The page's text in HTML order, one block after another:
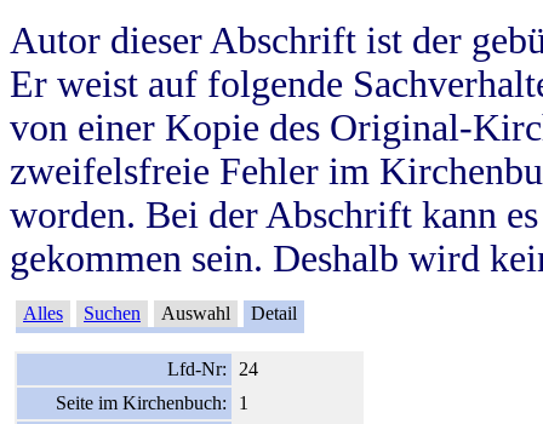
Autor dieser Abschrift ist der
Er weist auf folgende
von einer Kopie des Original-
zweifelsfreie Fehler im
worden. Bei der Abschrift kann
gekommen sein. Deshalb wird
Alles Suchen Auswahl Detail
Lfd-Nr:
24
Seite im Kirchenbuch:
1